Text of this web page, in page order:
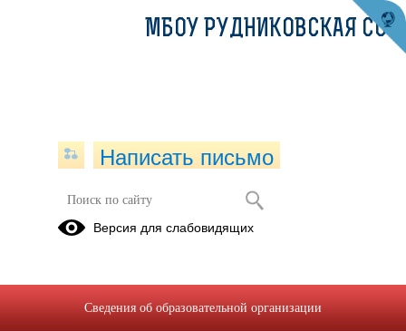
Положение об организации горячего
питания
МБОУ РУДНИКОВСКАЯ СОШ
Написать письмо
Версия для слабовидящих
Сведения об образовательной организации